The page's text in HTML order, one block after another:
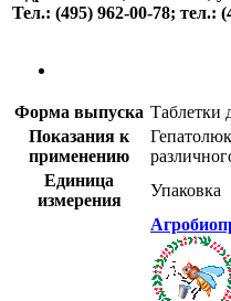
Тел.: (495) 962-00-78; тел.:
Форма выпуска Таблетки
Показания к
применению
Единица
измерения
Упаковка